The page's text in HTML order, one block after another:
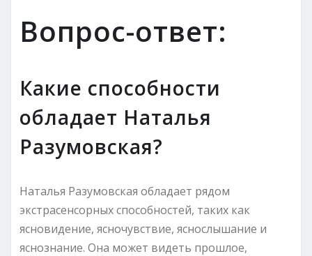
Вопрос-ответ:
Какие способности
обладает Наталья
Разумовская?
Наталья Разумовская обладает рядом
экстрасенсорных способностей, таких как
ясновидение, ясночувствие, яснослышание и
яснознание. Она может видеть прошлое,